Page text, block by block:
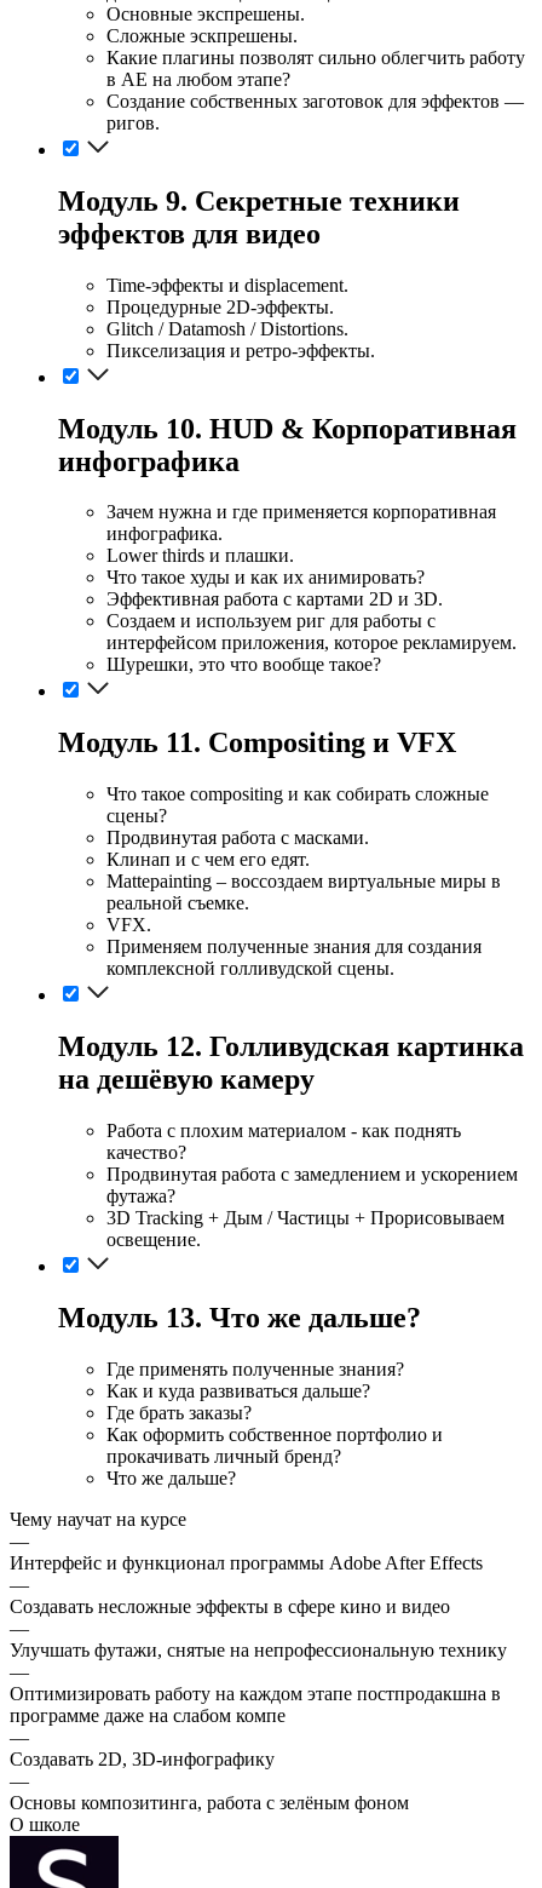
Основные экспрешены.
Сложные эскпрешены.
Какие плагины позволят сильно облегчить работу
в АЕ на любом этапе?
Создание собственных заготовок для эффектов —
ригов.
Модуль 9. Секретные техники
эффектов для видео
Time-эффекты и displacement.
Процедурные 2D-эффекты.
Glitch / Datamosh / Distortions.
Пикселизация и ретро-эффекты.
Модуль 10. HUD & Корпоративная
инфографика
Зачем нужна и где применяется корпоративная
инфографика.
Lower thirds и плашки.
Что такое худы и как их анимировать?
Эффективная работа с картами 2D и 3D.
Создаем и используем риг для работы с
интерфейсом приложения, которое рекламируем.
Шурешки, это что вообще такое?
Модуль 11. Compositing и VFX
Что такое compositing и как собирать сложные
сцены?
Продвинутая работа с масками.
Клинап и с чем его едят.
Mattepainting – воссоздаем виртуальные миры в
реальной съемке.
VFX.
Применяем полученные знания для создания
комплексной голливудской сцены.
Модуль 12. Голливудская картинка
на дешёвую камеру
Работа с плохим материалом - как поднять
качество?
Продвинутая работа с замедлением и ускорением
футажа?
3D Tracking + Дым / Частицы + Прорисовываем
освещение.
Модуль 13. Что же дальше?
Где применять полученные знания?
Как и куда развиваться дальше?
Где брать заказы?
Как оформить собственное портфолио и
прокачивать личный бренд?
Что же дальше?
Чему научат на курсе
—
Интерфейс и функционал программы Adobe After Effects
—
Создавать несложные эффекты в сфере кино и видео
—
Улучшать футажи, снятые на непрофессиональную технику
—
Оптимизировать работу на каждом этапе постпродакшна в
программе даже на слабом компе
—
Создавать 2D, 3D-инфографику
—
Основы композитинга, работа с зелёным фоном
О школе